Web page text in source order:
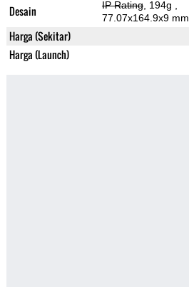
Desain IP Rating, 194g
77.07x164.9x9 mm
Harga (Sekitar)
Harga (Launch)